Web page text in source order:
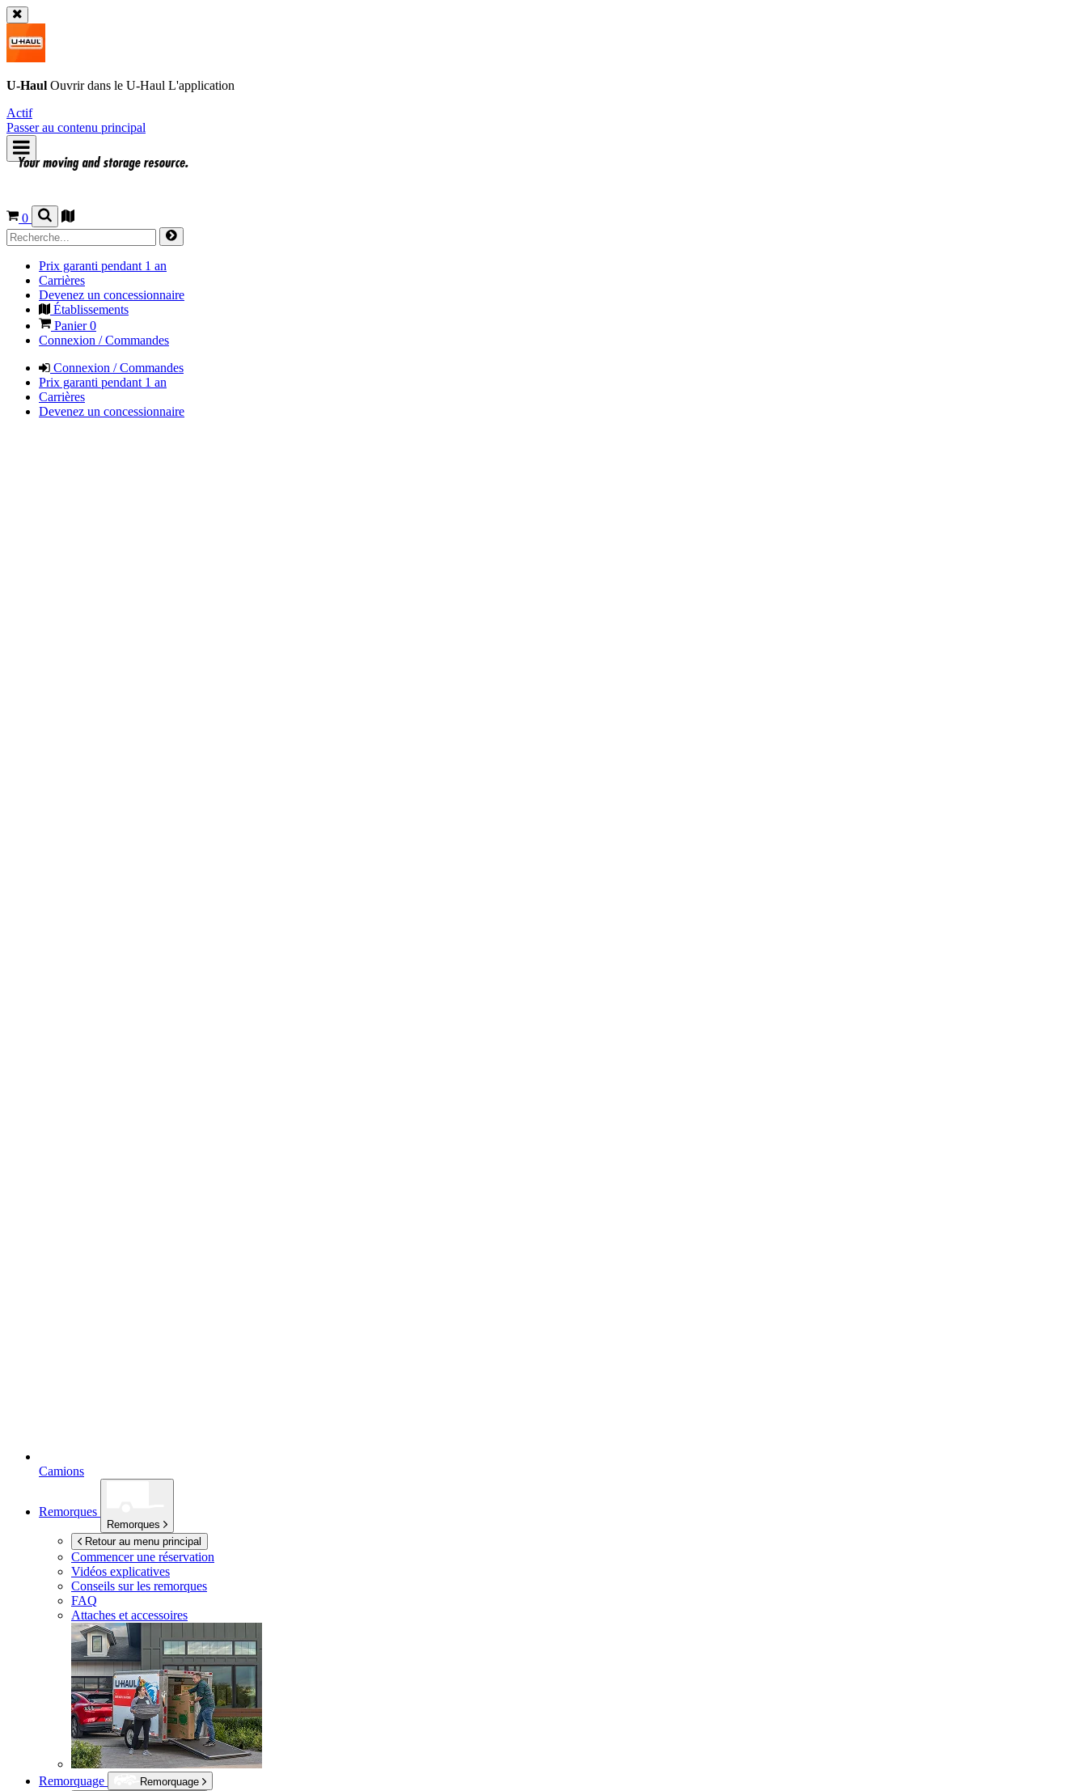
U-Haul Ouvrir dans le U-Haul L'application
Actif
Passer au contenu principal
0
Prix garanti pendant 1 an
Carrières
Devenez un concessionnaire
Établissements
Panier0
Connexion / Commandes
Connexion / Commandes
Prix garanti pendant 1 an
Carrières
Devenez un concessionnaire
Camions
Remorques
Remorques
Retour au menu principal
Commencer une réservation
Vidéos explicatives
Conseils sur les remorques
FAQ
Attaches et accessoires
Remorquage
Remorquage